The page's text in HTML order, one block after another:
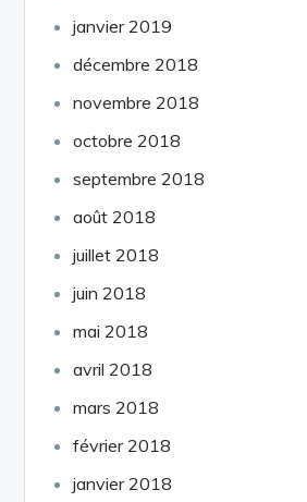
janvier 2019
décembre 2018
novembre 2018
octobre 2018
septembre 2018
août 2018
juillet 2018
juin 2018
mai 2018
avril 2018
mars 2018
février 2018
janvier 2018